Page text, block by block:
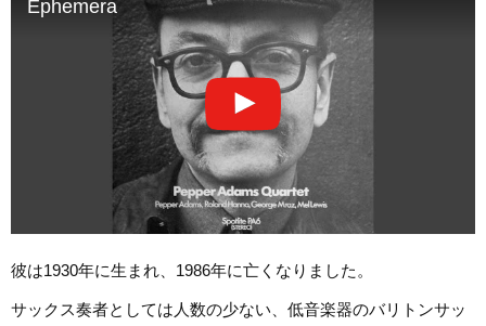
Ephemera
彼は1930年に生まれ、1986年に亡くなりました。
サックス奏者としては人数の少ない、低音楽器のバリトンサッ